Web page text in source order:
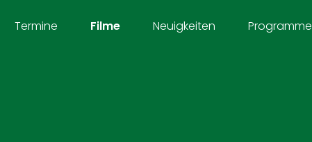
Termine Filme Neuigkeiten Programme